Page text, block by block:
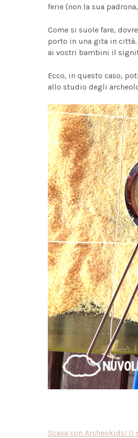
ferie (non la sua
Come si suole fare,
porto in una gita in
ai vostri bambini il
Ecco, in questo caso,
allo studio degli
Scava con Archeokids!